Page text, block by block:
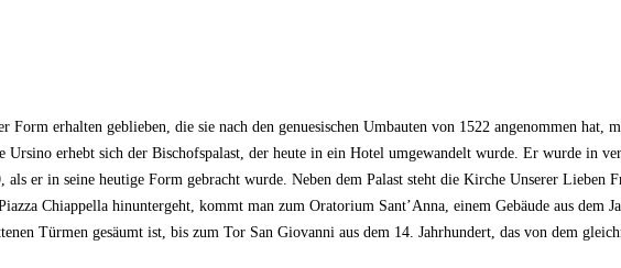
erhalten geblieben, die sie nach den genuesischen Umbauten von 1522 angenommen
Ursino erhebt sich der Bischofspalast, der heute in ein Hotel umgewandelt wurde. Er wurde in
als er in seine heutige Form gebracht wurde. Neben dem Palast steht die Kirche Unserer Lieben
Chiappella hinuntergeht, kommt man zum Oratorium Sant’Anna, einem Gebäude aus
Türmen gesäumt ist, bis zum Tor San Giovanni aus dem 14. Jahrhundert, das von dem